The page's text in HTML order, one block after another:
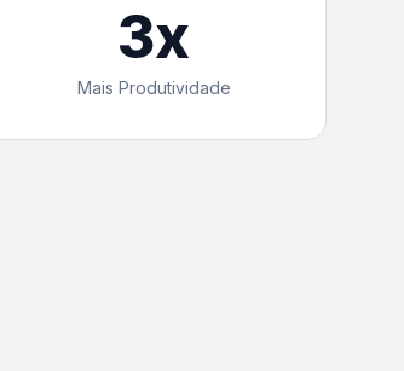
3x
Mais Produtividade